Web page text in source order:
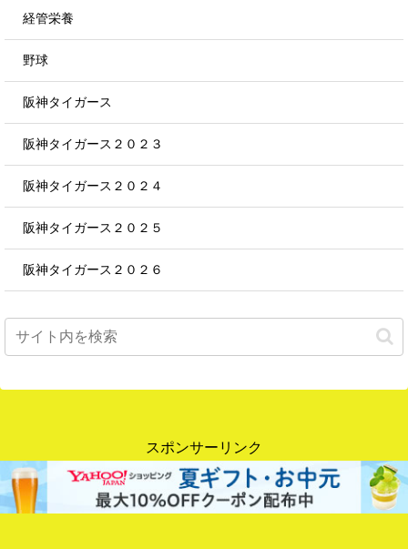
経管栄養
野球
阪神タイガース
阪神タイガース２０２３
阪神タイガース２０２４
阪神タイガース２０２５
阪神タイガース２０２６
スポンサーリンク